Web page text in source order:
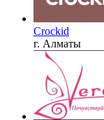
Crockid
г. Алматы